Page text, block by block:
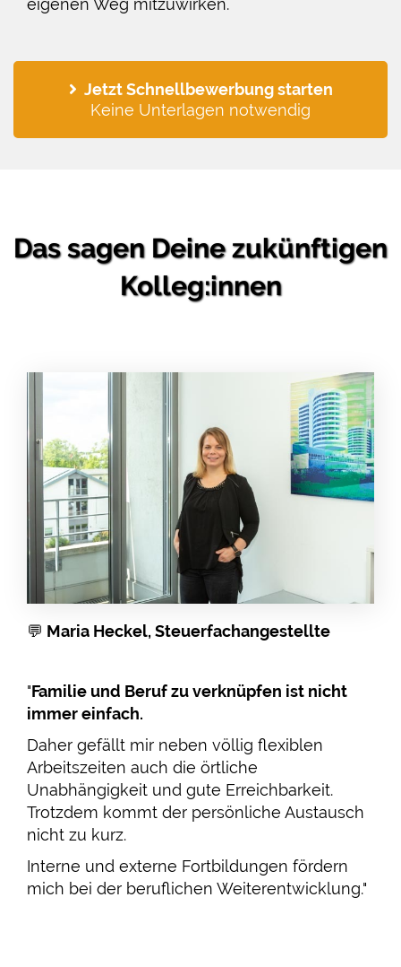
Jetzt Schnellbewerbung starten
Keine Unterlagen notwendig
Das sagen Deine zukünftigen
Kolleg:innen
💬 Maria Heckel, Steuerfachangestellte
"Familie und Beruf zu verknüpfen ist nicht
immer einfach.
Daher gefällt mir neben völlig flexiblen
Arbeitszeiten auch die örtliche
Unabhängigkeit und gute Erreichbarkeit.
Trotzdem kommt der persönliche Austausch
nicht zu kurz.
Interne und externe Fortbildungen fördern
mich bei der beruflichen Weiterentwicklung."